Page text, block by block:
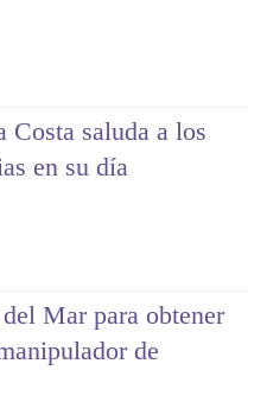
saluda a los
en su día
Mar para obtener
de